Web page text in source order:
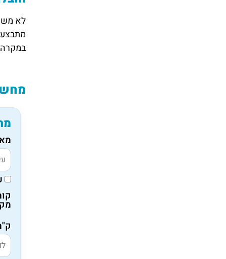
לא
במקרה